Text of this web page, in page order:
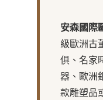
安森國際
級歐洲古
俱、名家
器、歐洲
款雕塑品